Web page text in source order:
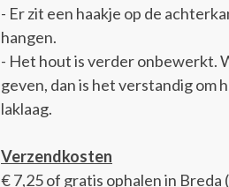
- Er zit een haakje op de
hangen.
- Het hout is verder onbewerkt.
geven, dan is het verstandig om
laklaag.
Verzendkosten
€ 7,25 of gratis ophalen in Breda